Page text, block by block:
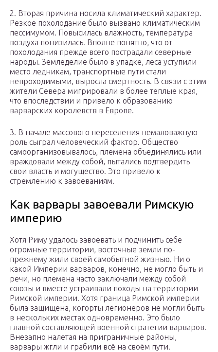
2. Вторая причина носила климатический характер.
Резкое похолодание было вызвано климатическим
пессимумом. Повысилась влажность, температура
воздуха понизилась. Вполне понятно, что от
похолодания прежде всего пострадали северные
народы. Земледелие было в упадке, леса уступили
место ледникам, транспортные пути стали
непроходимыми, выросла смертность. В связи с этим
жители Севера мигрировали в более теплые края,
что впоследствии и привело к образованию
варварских королевств в Европе.
3. В начале массового переселения немаловажную
роль сыграл человеческий фактор. Общество
самоорганизовывалось, племена объединялись или
враждовали между собой, пытались подтвердить
свои власть и могущество. Это привело к
стремлению к завоеваниям.
Как варвары завоевали Римскую
империю
Хотя Риму удалось завоевать и подчинить себе
огромные территории, восточные земли по-
прежнему жили своей самобытной жизнью. Ни о
какой Империи варваров, конечно, не могло быть и
речи, но племена часто заключали между собой
союзы и вместе устраивали походы на территории
Римской империи. Хотя граница Римской империи
была защищена, когорты легионеров не могли быть
в нескольких местах одновременно. Это было
главной составляющей военной стратегии варваров.
Внезапно налетая на приграничные районы,
варвары жгли и грабили всё на своём пути.